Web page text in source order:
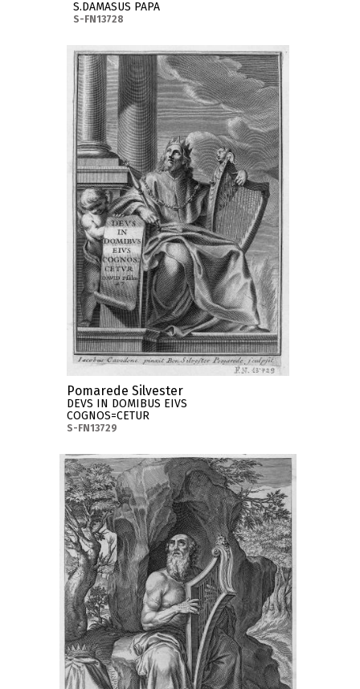
S.DAMASUS PAPA
S-FN13728
Pomarede Silvester
DEVS IN DOMIBUS EIVS
COGNOS=CETUR
S-FN13729